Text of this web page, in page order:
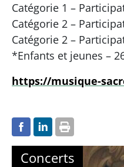
Catégorie 1 –
Catégorie 2 –
Catégorie 2 –
*Enfants et jeunes –
https://musique-
Concerts